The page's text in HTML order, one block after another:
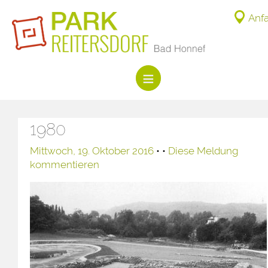
1980
Mittwoch, 19. Oktober 2016 • • Diese Meldung
kommentieren